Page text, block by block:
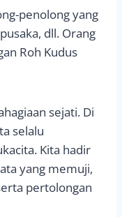
penolong yang
dll. Orang
Roh Kudus
sejati. Di
selalu
Kita hadir
yang memuji,
pertolongan